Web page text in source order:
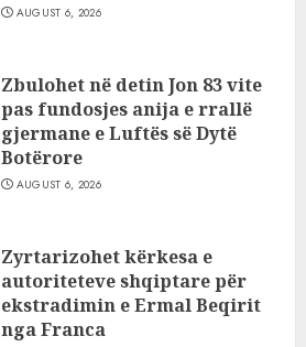
AUGUST 6, 2026
Zbulohet në detin Jon 83 vite
pas fundosjes anija e rrallë
gjermane e Luftës së Dytë
Botërore
AUGUST 6, 2026
Zyrtarizohet kërkesa e
autoriteteve shqiptare për
ekstradimin e Ermal Beqirit
nga Franca